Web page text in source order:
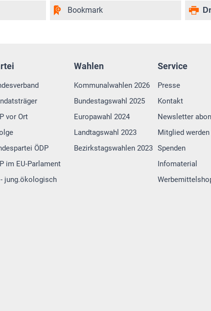
Bookmark
vor Ort
ÖDP
im EU-Parlament
jung.ökologisch
Wahlen
Kommunalwahlen 2026
Bundestagswahl 2025
Europawahl 2024
Landtagswahl 2023
Bezirkstagswahlen 2023
Service
Presse
Kontakt
Newsletter
Mitglied werden
Spenden
Infomaterial